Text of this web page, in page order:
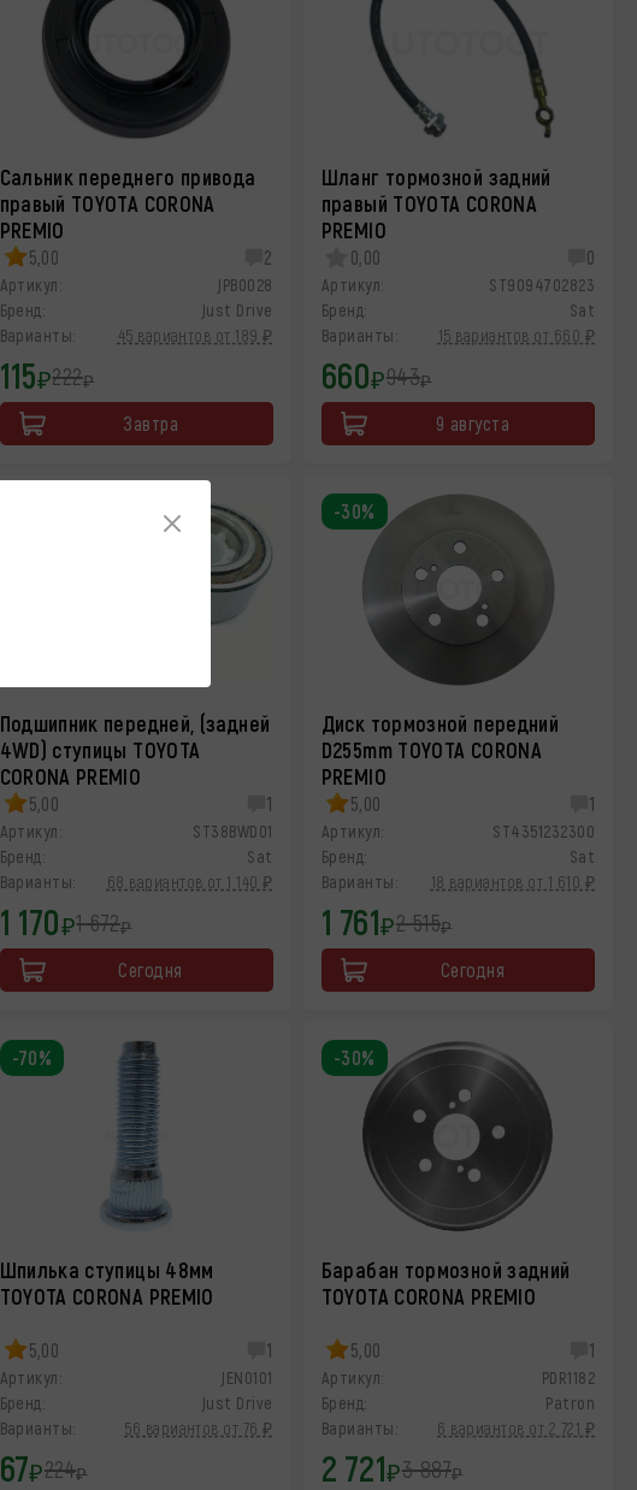
Сальник переднего привода
правый TOYOTA CORONA
PREMIO
5,00 2
Артикул:
JPB0028
Бренд:
Just Drive
Варианты:
45 вариантов от 189 ₽
115₽222₽
Завтра
Шланг тормозной задний
правый TOYOTA CORONA
PREMIO
0,00 0
Артикул:
ST9094702823
Бренд:
Sat
Варианты:
15 вариантов от 660 ₽
660₽943₽
9 августа
Подшипник передней, (задней
4WD) ступицы TOYOTA
CORONA PREMIO
5,00 1
Артикул:
ST38BWD01
Бренд:
Sat
Варианты:
68 вариантов от 1 140 ₽
1 170₽1 672₽
Сегодня
Диск тормозной передний
D255mm TOYOTA CORONA
PREMIO
5,00 1
Артикул:
ST4351232300
Бренд:
Sat
Варианты:
18 вариантов от 1 610 ₽
1 761₽2 515₽
Сегодня
-30%
Шпилька ступицы 48мм
TOYOTA CORONA PREMIO
5,00 1
Артикул:
JEN0101
Бренд:
Just Drive
Варианты:
56 вариантов от 76 ₽
67₽224₽
-70%
Барабан тормозной задний
TOYOTA CORONA PREMIO
5,00 1
Артикул:
PDR1182
Бренд:
Patron
Варианты:
6 вариантов от 2 721 ₽
2 721₽3 887₽
-30%